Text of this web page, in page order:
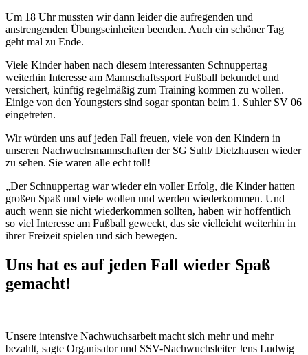
Um 18 Uhr mussten wir dann leider die aufregenden und
anstrengenden Übungseinheiten beenden. Auch ein schöner Tag
geht mal zu Ende.
Viele Kinder haben nach diesem interessanten Schnuppertag
weiterhin Interesse am Mannschaftssport Fußball bekundet und
versichert, künftig regelmäßig zum Training kommen zu wollen.
Einige von den Youngsters sind sogar spontan beim 1. Suhler SV 06
eingetreten.
Wir würden uns auf jeden Fall freuen, viele von den Kindern in
unseren Nachwuchsmannschaften der SG Suhl/ Dietzhausen wieder
zu sehen. Sie waren alle echt toll!
„Der Schnuppertag war wieder ein voller Erfolg, die Kinder hatten
großen Spaß und viele wollen und werden wiederkommen. Und
auch wenn sie nicht wiederkommen sollten, haben wir hoffentlich
so viel Interesse am Fußball geweckt, das sie vielleicht weiterhin in
ihrer Freizeit spielen und sich bewegen.
Uns hat es auf jeden Fall wieder Spaß
gemacht!
Unsere intensive Nachwuchsarbeit macht sich mehr und mehr
bezahlt, sagte Organisator und SSV-Nachwuchsleiter Jens Ludwig